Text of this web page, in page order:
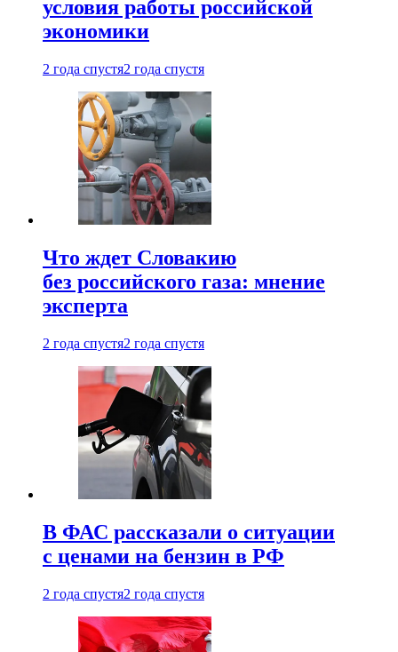
условия работы российской
экономики
2 года спустя2 года спустя
Что ждет Словакию
без российского газа: мнение
эксперта
2 года спустя2 года спустя
В ФАС рассказали о ситуации
с ценами на бензин в РФ
2 года спустя2 года спустя